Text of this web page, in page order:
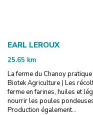
EARL LEROUX
25.65 km
La ferme du Chanoy
Biotek Agriculture ) Les
ferme en farines, huiles et
nourrir les poules
Production également...